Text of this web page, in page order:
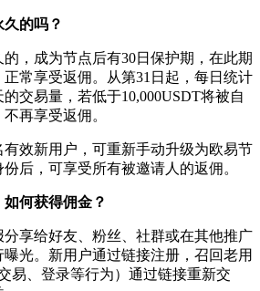
的吗？
，成为节点后有30日保护期，在此期
常享受返佣。从第31日起，每日统计
交易量，若低于10,000USDT将被自
再享受返佣。
有效新用户，可重新手动升级为欧易节
后，可享受所有被邀请人的返佣。
何获得佣金？
享给好友、粉丝、社群或在其他推广
光。新用户通过链接注册，召回老用
易、登录等行为）通过链接重新交